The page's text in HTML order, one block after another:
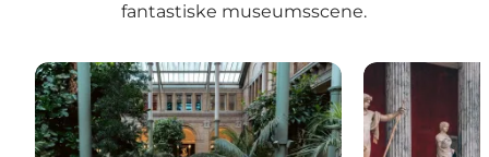
fantastiske museumsscene.
Guide til Københavns museer Historiske